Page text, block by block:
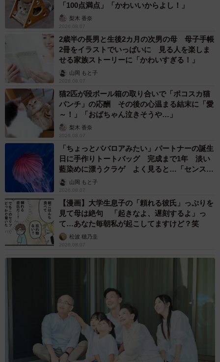
「100点満点」「かわいいからよし！」
梨木 香奈
2026.08.07
2歳半の長男と生後2カ月の次男の母 母子手帳
2冊をイラストでいっぱいに 見る人を楽しま
せる家族ストーリーに「かわいすぎる！」
山岡 もと子
2026.08.07
猫2匹が段ボール箱の取り合いで「ポコスカ猫
パンチ」の応酬 その後の心温まる結末に「愛
～！」「おばちゃん泣きそうや…」
梨木 香奈
2026.08.07
「ちょっとババロアみたい」パートナーの誕生
日に手作りトートバッグ 完成まで1年 淡い
藍染めに漂うクラゲ よく見ると…「センスす
ごい」山岡 もと子
2026.08.07
【漫画】大学生息子の「頼れる彼氏」っぷりを
見て母は絶句 「起きなよ、遅刻するよ」っ
て…あなた毎朝私が起こしてますけど？笑
松波 穂乃圭
2026.08.07